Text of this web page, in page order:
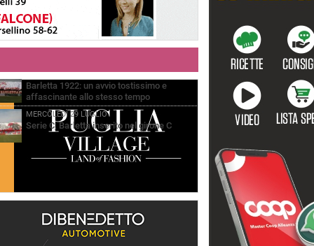
Il calcio italiano piange l'immenso Franco
Baresi
GIOVEDÌ 6 AGOSTO
Addio a mister Marchioro. L'uomo del
VENERDÌ 31 LUGLIO
Barletta 1922: un avvio tostissimo e
affascinante allo stesso tempo
MERCOLEDÌ 29 LUGLIO
Serie C, Barletta inserito nel girone C